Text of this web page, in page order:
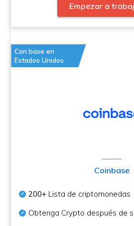
Empezar a
Con base en
Estados Unidos
Coinbase
200+ Lista de criptomonedas
Obtenga Crypto después de